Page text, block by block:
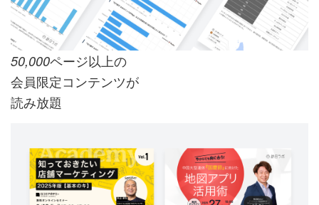
50,000ページ以上の
会員限定コンテンツが
読み放題